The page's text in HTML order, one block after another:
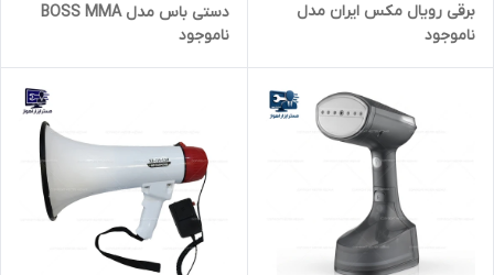
برقی رویال مکس ایران مدل
PDS1808 پمپ دار ROYALMAX
ناموجود
دستی باس مدل BOSS MMA
400
ناموجود